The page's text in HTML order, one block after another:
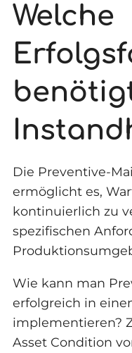
Welche
Die Preventive-
ermöglicht es,
kontinuierlich zu
spezifischen
Wie kann man
erfolgreich in
implementieren?
Asset Condition